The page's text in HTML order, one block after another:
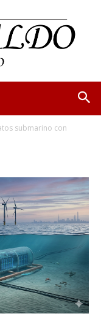
submarino con